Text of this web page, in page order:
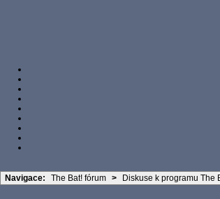
Navigace:
The Bat! fórum > Diskuse k programu The